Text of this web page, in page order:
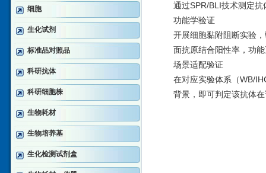
细胞
生化试剂
标准品对照品
科研抗体
科研细胞株
生物耗材
生物培养基
生化检测试剂盒
通过SPR/BLI技术测定
‌功能学验证‌
开展细胞黏附阻断实验
面抗原结合阳性率，功
‌场景适配验证‌
在对应实验体系（WB/
背景，即可判定该抗体